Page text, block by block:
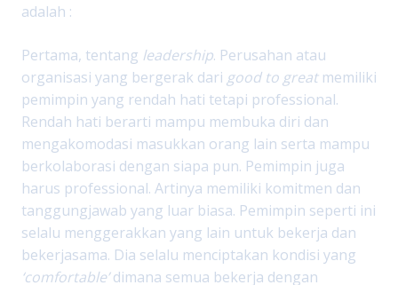
adalah :
Pertama, tentang leadership. Perusahan atau
organisasi yang bergerak dari good to greatmemiliki
pemimpin yang rendah hati tetapi professional.
Rendah hati berarti mampu membuka diri dan
mengakomodasi masukkan orang lain serta mampu
berkolaborasi dengan siapa pun. Pemimpin juga
harus professional. Artinya memiliki komitmen dan
tanggungjawab yang luar biasa. Pemimpin seperti ini
selalu menggerakkan yang lain untuk bekerja dan
bekerjasama. Dia selalu menciptakan kondisi yang
‘comfortable’dimana semua bekerja dengan